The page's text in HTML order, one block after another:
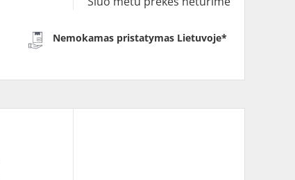
Nemokamas pristatymas Lietuvoje*